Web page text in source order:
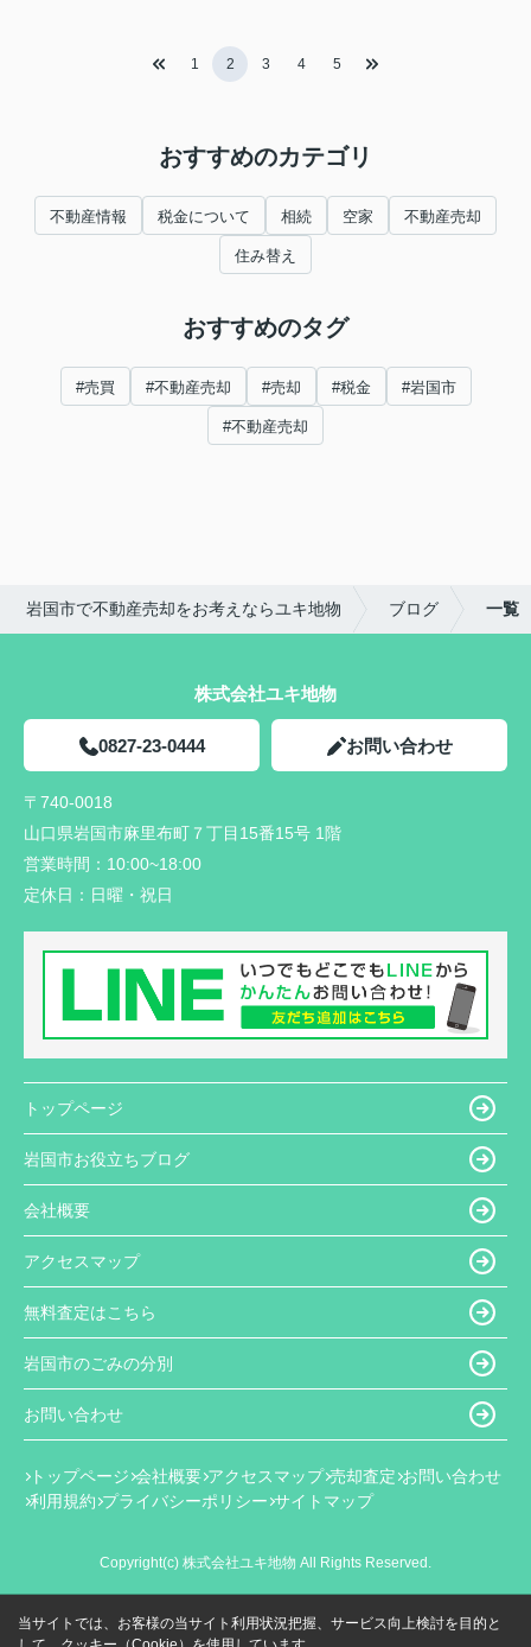
1 2 3 4 5
おすすめのカテゴリ
不動産情報 税金について 相続 空家 不動産売却
住み替え
おすすめのタグ
#売買 #不動産売却 #売却 #税金 #岩国市
#不動産売却
岩国市で不動産売却をお考えならユキ地物 ブログ 一覧
株式会社ユキ地物
0827-23-0444 お問い合わせ
〒740-0018
山口県岩国市麻里布町７丁目15番15号 1階
営業時間： 10:00~18:00
定休日： 日曜・祝日
トップページ
岩国市お役立ちブログ
会社概要
アクセスマップ
無料査定はこちら
岩国市のごみの分別
お問い合わせ
トップページ 会社概要 アクセスマップ 売却査定 お問い合わせ
利用規約 プライバシーポリシー サイトマップ
Copyright(c) 株式会社ユキ地物 All Rights Reserved.
当サイトでは、お客様の当サイト利用状況把握、サービス向上検討を目的と